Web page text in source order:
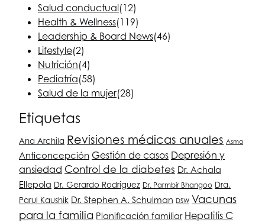
Salud conductual(12)
Health & Wellness(119)
Leadership & Board News(46)
Lifestyle(2)
Nutrición(4)
Pediatría(58)
Salud de la mujer(28)
Etiquetas
Ana Archila Revisiones médicas anuales Asma
Anticoncepción Gestión de casos Depresión y
ansiedad Control de la diabetes Dr. Achala
Ellepola Dr. Gerardo Rodríguez Dr. Parmbir Bhangoo Dra.
Parul Kaushik Dr. Stephen A. Schulman DSW Vacunas
para la familia Planificación familiar Hepatitis C